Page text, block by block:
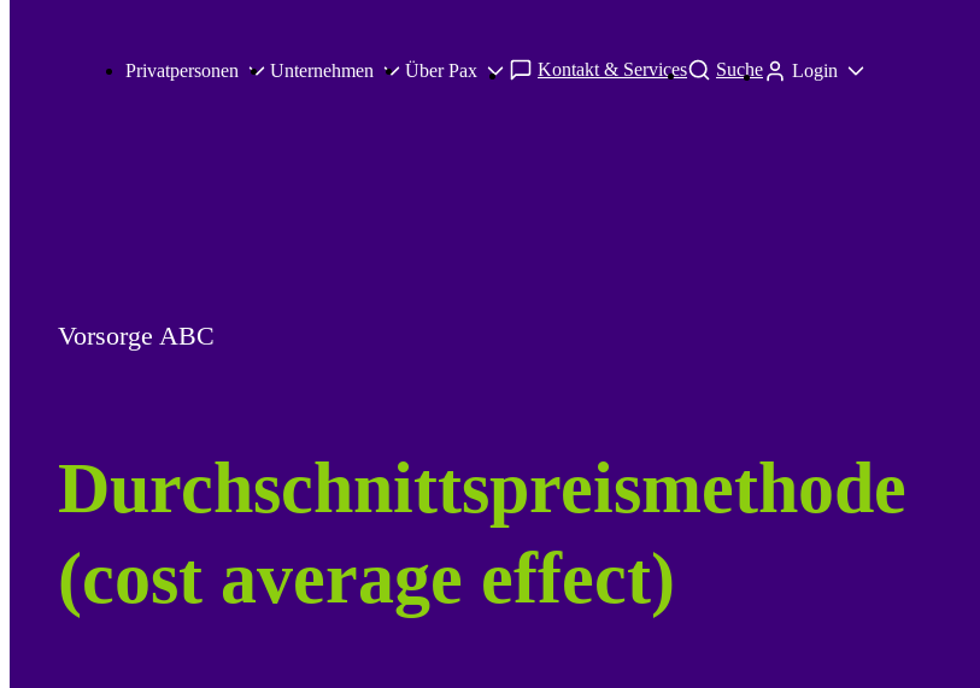
Privatpersonen Unternehmen Über Pax Kontakt & Services Suche Login
Vorsorge ABC
Durchschnittspreismethode
(cost average effect)